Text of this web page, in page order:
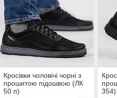
Кросівки чоловічі чорні з
прошитою підошвою (ЛК
50 п)
354)